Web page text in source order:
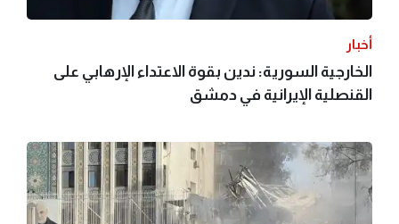
أخبار
الخارجية السورية: ندين بقوة الاعتداء الإرهابي على
القنصلية الإيرانية في دمشق